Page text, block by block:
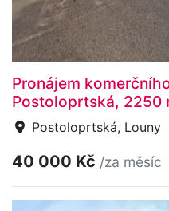
Pronájem
Postoloprtská, 2250
Postoloprtská, Louny
40 000 Kč /za měsíc